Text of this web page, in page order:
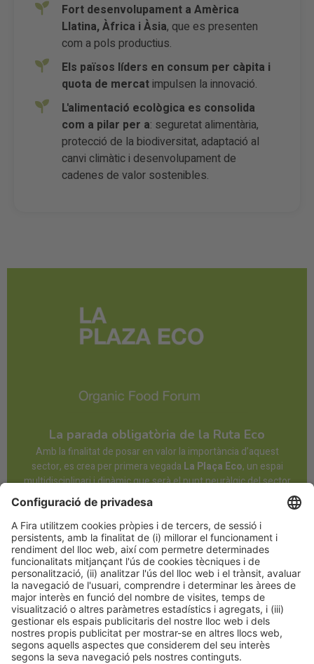
Fort desenvolupament a Amèrica
Llatina, Àfrica i Àsia, que es presenten
com a pols productius.
Els països líders en consum per càpita i
quota de mercatimpulsen la innovació.
L'alimentació ecològica es consolida
com a pilar per a: seguretat alimentària,
protecció de la biodiversitat, adaptació al
canvi climàtic i desenvolupament de
cadenes de valor sostenibles.
La parada obligatòria de la Ruta Eco
Amb la finalitat de posar en valor la importància d’aquest
sector, es crea per primera vegada La Plaça Eco, un espai
multidisciplinari i dinàmic que serà el punt neuràlgic del sector
en Alimentària. Comptarà amb un programa complet
d’activitats, ponències, presentacions de producte i
networking.
DESCOBREIX-HO